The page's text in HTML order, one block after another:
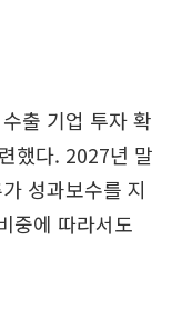
출 기업 투자 확
했다. 2027년 말
성과보수를 지
중에 따라서도